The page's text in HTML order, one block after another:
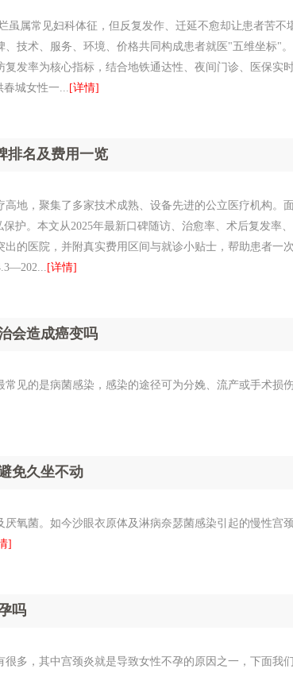
虽属常见妇科体征，但反复发作、迁延不愈却让患者苦不
技术、服务、环境、价格共同构成患者就医"五维坐标"。
发率为核心指标，结合地铁通达性、夜间门诊、医保实
春城女性一... [详情]
排名及费用一览
地，聚集了多家技术成熟、设备先进的公立医疗机构。面
护。本文从2025年最新口碑随访、治愈率、术后复发率、
的医院，并附真实费用区间与就诊小贴士，帮助患者一次
[详情]
会造成癌变吗
见的是病菌感染，感染的途径可为分娩、流产或手术损
免久坐不动
氧菌。如今沙眼衣原体及淋病奈瑟菌感染引起的慢性宫颈
]
吗
多，其中宫颈炎就是导致女性不孕的原因之一，下面我们